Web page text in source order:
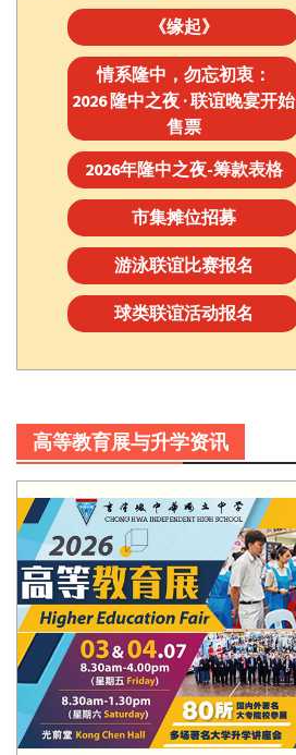
《缘起》
情系隆中，勿忘初衷：
2026 隆中之夜 · 联谊晚宴开始
售票
2026年隆中之夜-筹款表格
市集摊位招募
游泳联谊比赛报名
球类联谊活动报名
高等教育展与升学资讯